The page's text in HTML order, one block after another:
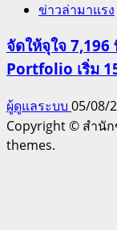
ข่าวล่ามาแรง
จัดให้จุใจ 7,196
Portfolio เริ่ม
ผู้ดูแลระบบ 05/08/
Copyright © สำนั
themes.